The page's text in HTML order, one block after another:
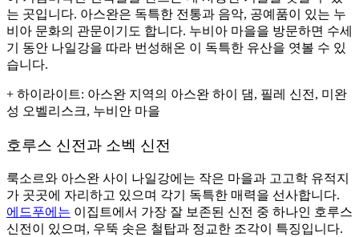
는 곳입니다. 아스완은 독특한 전통과 음악, 공예품이 있는 누
비아 문화의 관문이기도 합니다. 누비아 마을을 방문하면 수세
기 동안 나일강을 따라 번성해온 이 독특한 유산을 엿볼 수 있
습니다.
+ 하이라이트: 아스완 지역의 아스완 하이 댐, 필레 신전, 미완
성 오벨리스크, 누비안 마을
호루스 신전과 소벡 신전
룩소르와 아스완 사이 나일강에는 작은 마을과 고고학 유적지
가 곳곳에 자리하고 있으며 각기 독특한 매력을 선사합니다.
에드푸에는 이집트에서 가장 잘 보존된 신전 중 하나인 호루스
신전이 있으며, 우뚝 솟은 철탑과 정교한 조각이 특징입니다.